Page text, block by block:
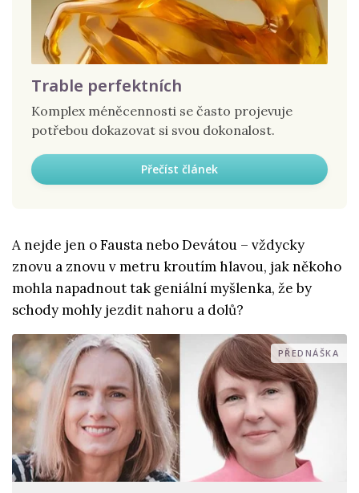
Trable perfektních
Komplex méněcennosti se často projevuje
potřebou dokazovat si svou dokonalost.
Přečíst článek
A nejde jen o Fausta nebo Devátou – vždycky
znovu a znovu v metru kroutím hlavou, jak někoho
mohla napadnout tak geniální myšlenka, že by
schody mohly jezdit nahoru a dolů?
PŘEDNÁŠKA